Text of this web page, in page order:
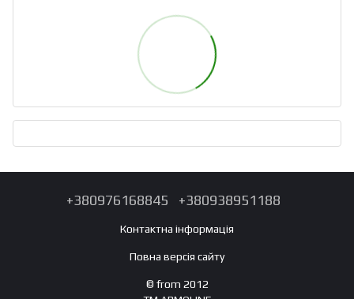
+380976168845 +380938951188
Контактна інформація
Повна версія сайту
© from 2012